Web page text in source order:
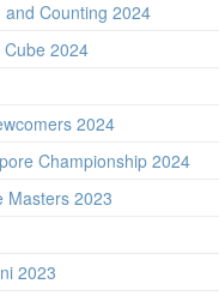
Counting 2024
Cube 2024
2024
Championship 2024
Masters 2023
2023